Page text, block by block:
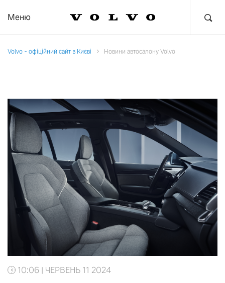
Меню
Volvo - офіційний сайт в Києві Новини автосалону Volvo
10:06 | ЧЕРВЕНЬ 11 2024